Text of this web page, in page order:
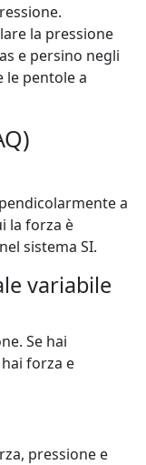
la pressione
e persino negli
le pentole a
a
la forza è
sistema SI.
variabile
Se hai
forza e
pressione e